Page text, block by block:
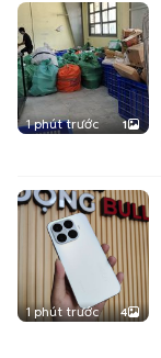
1 phút trước 1
1 phút trước 4